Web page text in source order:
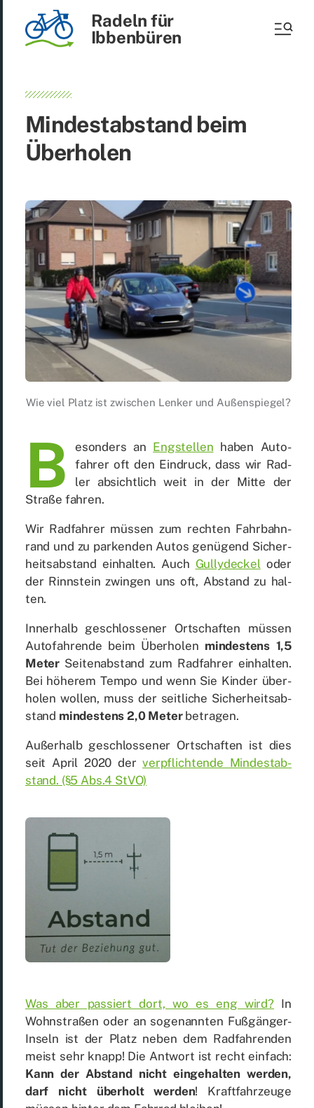
Radeln für
Ibbenbüren
Min­dest­ab­stand beim
Über­ho­len
Wie viel Platz ist zwi­schen Len­ker und Au­ßen­spie­gel?
B e­son­ders an Eng­stel­len ha­ben Au­to­
fah­rer oft den Ein­druck, dass wir Rad­
ler ab­sicht­lich weit in der Mit­te der
Stra­ße fah­ren.
Wir Rad­fah­rer müs­sen zum rech­ten Fahr­bahn­
rand und zu par­ken­den Au­tos ge­nü­gend Si­cher­
heits­ab­stand ein­hal­ten. Auch Gul­ly­de­ckeloder
der Rinn­stein zwin­gen uns oft, Ab­stand zu hal­
ten.
In­ner­halb ge­schlos­se­ner Ort­schaf­ten müs­sen
Au­to­fah­ren­de beim Über­ho­len min­des­tens 1,5
Me­ter Sei­ten­ab­stand zum Rad­fah­rer ein­hal­ten.
Bei hö­he­rem Tem­po und wenn Sie Kin­der über­
ho­len wol­len, muss der seit­li­che Si­cher­heits­ab­
stand min­des­tens 2,0 Me­terbe­tra­gen.
Au­ßer­halb ge­schlos­se­ner Ort­schaf­ten ist dies
seit April 2020 derver­pflich­ten­de Min­dest­ab­
stand. (§5 Abs.4 StVO)
Was aber pas­siert dort, wo es eng wird?In
Wohn­stra­ßen oder an so­ge­nann­ten Fuß­gän­ger-
In­seln ist der Platz ne­ben dem Rad­fah­ren­den
meist sehr knapp! Die Ant­wort ist recht ein­fach:
Kann der Ab­stand nicht ein­ge­hal­ten wer­den,
darf nicht über­holt wer­den! Kraft­fahr­zeu­ge